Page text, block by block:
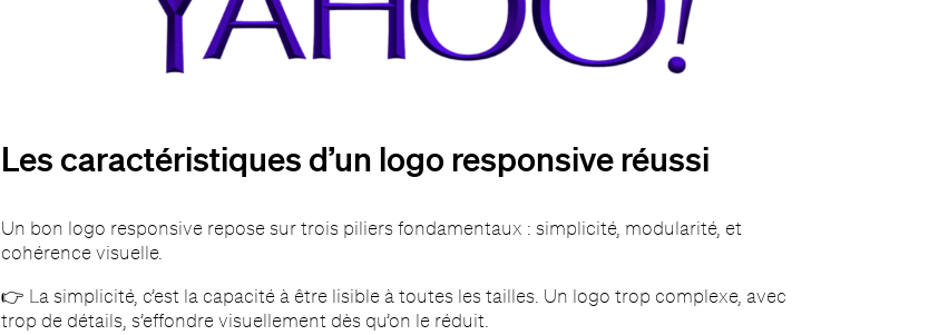
Les caractéristiques d’un logo responsive réussi
Un bon logo responsive repose sur trois piliers fondamentaux : simplicité, modularité, et
cohérence visuelle.
👉 La simplicité, c’est la capacité à être lisible à toutes les tailles. Un logo trop complexe, avec
trop de détails, s’effondre visuellement dès qu’on le réduit.